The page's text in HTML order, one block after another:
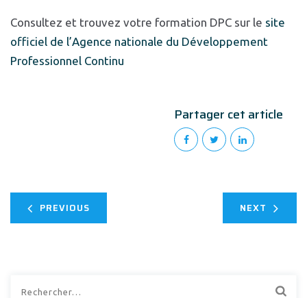
Consultez et trouvez votre formation DPC sur le site
officiel de l’Agence nationale du Développement
Professionnel Continu
Partager cet article
PREVIOUS NEXT